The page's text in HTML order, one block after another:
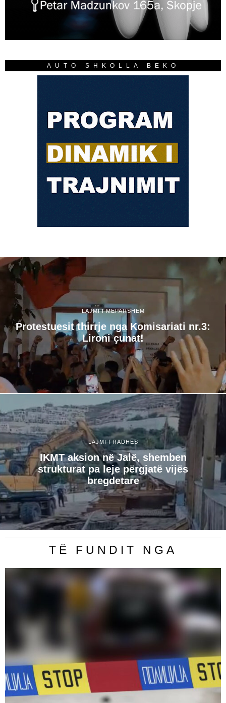
AUTO SHKOLLA BEKO
LAJMI I MËPARSHËM
Protestuesit thirrje nga Komisariati nr.3:
Lironi çunat!
LAJMI I RADHËS
IKMT aksion në Jalë, shemben
strukturat pa leje përgjatë vijës
bregdetare
TË FUNDIT NGA